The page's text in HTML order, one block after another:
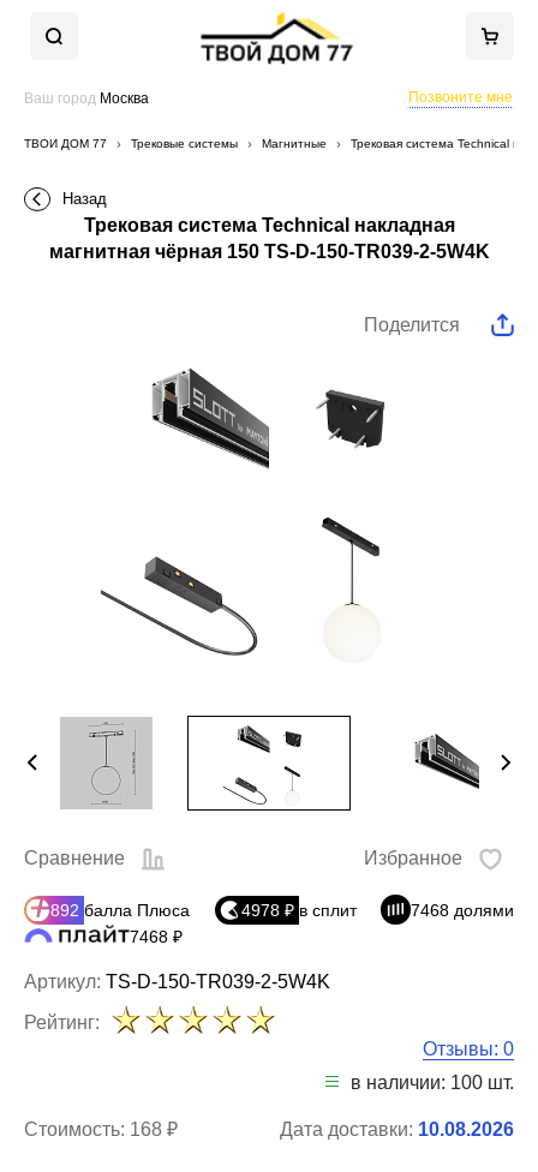
Ваш город Москва Позвоните мне
ТВОЙ ДОМ 77 Трековые системы Магнитные Трековая система Technical
Назад
Трековая система Technical накладная
магнитная чёрная 150 TS-D-150-TR039-2-5W4K
Поделится
Артикул: TS-D-150-TR039-2-5W4K
Сравнение Избранное
892 балла Плюса 4978 ₽ в сплит
7468 долями
7468 ₽
Рейтинг:
Отзывы: 0
в наличии: 100 шт.
Стоимость: 168 ₽ Дата доставки: 10.08.2026